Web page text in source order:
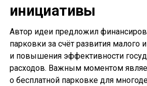
инициативы
Автор идеи предложил
парковки за счёт развития малого
и повышения эффективности
расходов. Важным моментом
о бесплатной парковке для